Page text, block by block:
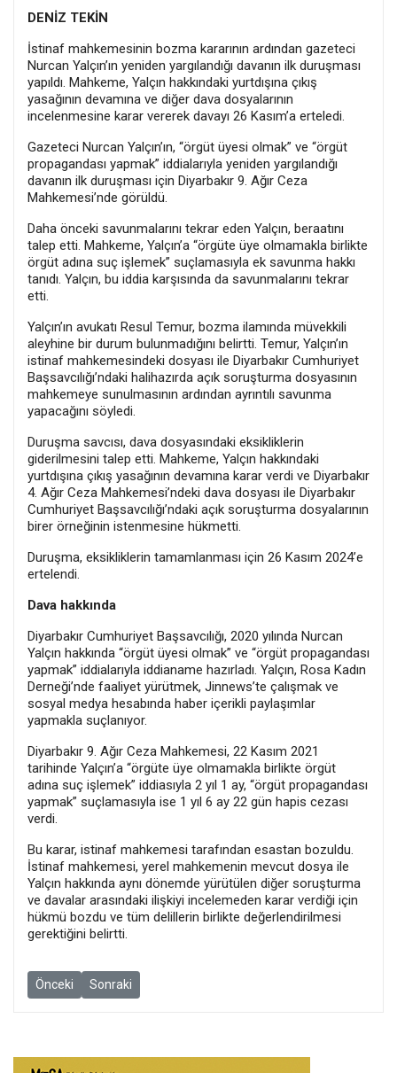
DENİZ TEKİN
İstinaf mahkemesinin bozma kararının ardından gazeteci
Nurcan Yalçın’ın yeniden yargılandığı davanın ilk duruşması
yapıldı. Mahkeme, Yalçın hakkındaki yurtdışına çıkış
yasağının devamına ve diğer dava dosyalarının
incelenmesine karar vererek davayı 26 Kasım’a erteledi.
Gazeteci Nurcan Yalçın’ın, “örgüt üyesi olmak” ve “örgüt
propagandası yapmak” iddialarıyla yeniden yargılandığı
davanın ilk duruşması için Diyarbakır 9. Ağır Ceza
Mahkemesi’nde görüldü.
Daha önceki savunmalarını tekrar eden Yalçın, beraatını
talep etti. Mahkeme, Yalçın’a “örgüte üye olmamakla birlikte
örgüt adına suç işlemek” suçlamasıyla ek savunma hakkı
tanıdı. Yalçın, bu iddia karşısında da savunmalarını tekrar
etti.
Yalçın’ın avukatı Resul Temur, bozma ilamında müvekkili
aleyhine bir durum bulunmadığını belirtti. Temur, Yalçın’ın
istinaf mahkemesindeki dosyası ile Diyarbakır Cumhuriyet
Başsavcılığı’ndaki halihazırda açık soruşturma dosyasının
mahkemeye sunulmasının ardından ayrıntılı savunma
yapacağını söyledi.
Duruşma savcısı, dava dosyasındaki eksikliklerin
giderilmesini talep etti. Mahkeme, Yalçın hakkındaki
yurtdışına çıkış yasağının devamına karar verdi ve Diyarbakır
4. Ağır Ceza Mahkemesi’ndeki dava dosyası ile Diyarbakır
Cumhuriyet Başsavcılığı’ndaki açık soruşturma dosyalarının
birer örneğinin istenmesine hükmetti.
Duruşma, eksikliklerin tamamlanması için 26 Kasım 2024’e
ertelendi.
Dava hakkında
Diyarbakır Cumhuriyet Başsavcılığı, 2020 yılında Nurcan
Yalçın hakkında “örgüt üyesi olmak” ve “örgüt propagandası
yapmak” iddialarıyla iddianame hazırladı. Yalçın, Rosa Kadın
Derneği’nde faaliyet yürütmek, Jinnews’te çalışmak ve
sosyal medya hesabında haber içerikli paylaşımlar
yapmakla suçlanıyor.
Diyarbakır 9. Ağır Ceza Mahkemesi, 22 Kasım 2021
tarihinde Yalçın’a “örgüte üye olmamakla birlikte örgüt
adına suç işlemek” iddiasıyla 2 yıl 1 ay, “örgüt propagandası
yapmak” suçlamasıyla ise 1 yıl 6 ay 22 gün hapis cezası
verdi.
Bu karar, istinaf mahkemesi tarafından esastan bozuldu.
İstinaf mahkemesi, yerel mahkemenin mevcut dosya ile
Yalçın hakkında aynı dönemde yürütülen diğer soruşturma
ve davalar arasındaki ilişkiyi incelemeden karar verdiği için
hükmü bozdu ve tüm delillerin birlikte değerlendirilmesi
gerektiğini belirtti.
Önceki makale: Ankara’daki Boğaziçi protestosu nedeniyle
Önceki Sonraki makale: Hâkim polisi salondan çıkardı:
Sonraki